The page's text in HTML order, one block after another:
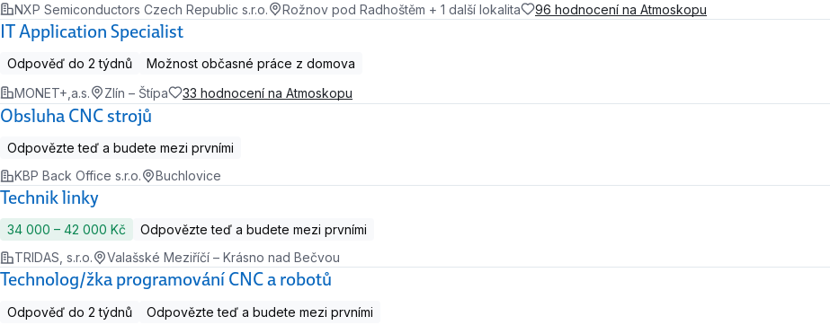
NXP Semiconductors Czech Republic s.r.o.
Rožnov pod Radhoštěm + 1 další lokalita 96 hodnocení na Atmoskopu
IT Application Specialist
Odpověď do 2 týdnů
Možnost občasné práce z domova
MONET+,a.s.
Zlín – Štípa 33 hodnocení na Atmoskopu
Obsluha CNC strojů
Odpovězte teď a budete mezi prvními
KBP Back Office s.r.o.
Buchlovice
Technik linky
34 000 ‍–‍ 42 000 Kč
Odpovězte teď a budete mezi prvními
TRIDAS, s.r.o.
Valašské Meziříčí – Krásno nad Bečvou
Technolog/žka programování CNC a robotů
Odpověď do 2 týdnů
Odpovězte teď a budete mezi prvními